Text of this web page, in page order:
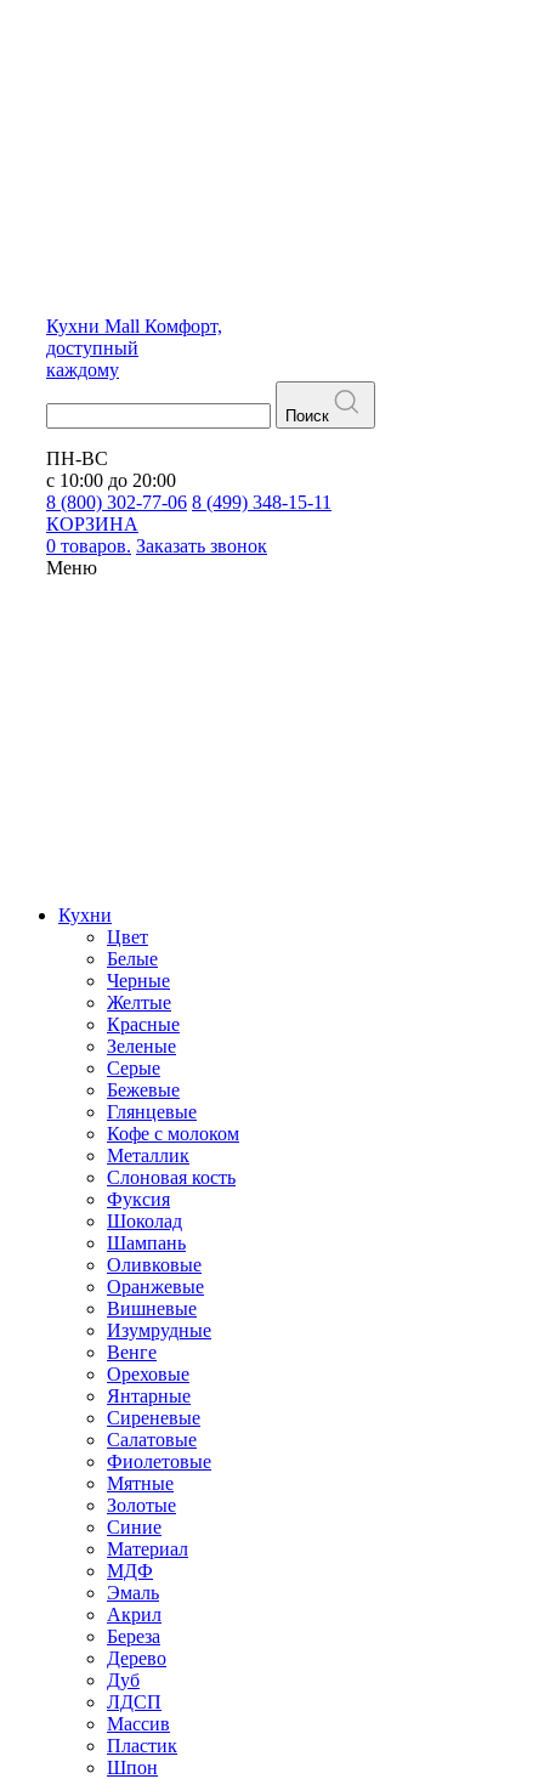
Кухни Mall Комфорт,
доступный
каждому
Поиск
ПН-ВС
с 10:00 до 20:00
8 (800) 302-77-06 8 (499) 348-15-11
КОРЗИНА
0 товаров. Заказать звонок
Меню
Кухни
Цвет
Белые
Черные
Желтые
Красные
Зеленые
Серые
Бежевые
Глянцевые
Кофе с молоком
Металлик
Слоновая кость
Фуксия
Шоколад
Шампань
Оливковые
Оранжевые
Вишневые
Изумрудные
Венге
Ореховые
Янтарные
Сиреневые
Салатовые
Фиолетовые
Мятные
Золотые
Синие
Материал
МДФ
Эмаль
Акрил
Береза
Дерево
Дуб
ЛДСП
Массив
Пластик
Шпон